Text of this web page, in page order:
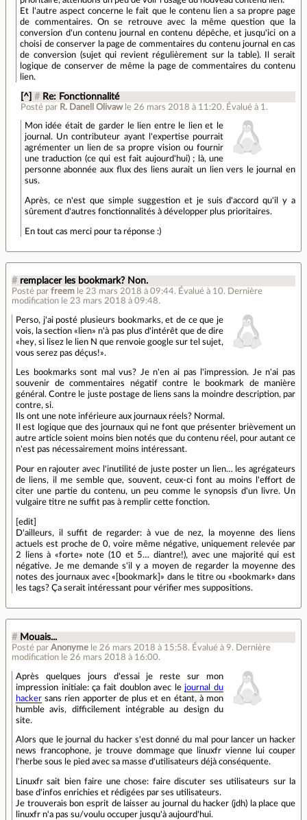
Et l'autre aspect concerne le fait que le contenu lien a sa propre page
de commentaires. On se retrouve avec la même question que la
conversion d'un contenu journal en contenu dépêche, et jusqu'ici on a
choisi de conserver la page de commentaires du contenu journal en cas
de conversion (sujet qui revient régulièrement sur la table). Il serait
logique de conserver de même la page de commentaires du contenu
lien.
[^] # Re: Fonctionnalité
Posté par R. Danell Olivaw le 26 mars 2018 à 11:20. Évalué à 1 .
Mon idée était de garder le lien entre le lien et le
journal. Un contributeur ayant l'expertise pourrait
agrémenter un lien de sa propre vision ou fournir
une traduction (ce qui est fait aujourd'hui) ; là, une
personne abonnée aux flux des liens aurait un lien vers le journal en
sus.
Après, ce n'est que simple suggestion et je suis d'accord qu'il y a
sûrement d'autres fonctionnalités à développer plus prioritaires.
En tout cas merci pour ta réponse :)
# remplacer les bookmark? Non.
Posté par freem le 23 mars 2018 à 09:44. Évalué à 10. Dernière
modification le 23 mars 2018 à 09:48.
Perso, j'ai posté plusieurs bookmarks, et de ce que je
vois, la section «lien» n'à pas plus d'intérêt que de dire
«hey, si lisez le lien N que renvoie google sur tel sujet,
vous serez pas déçus!».
Les bookmarks sont mal vus? Je n'en ai pas l'impression. Je n'ai pas
souvenir de commentaires négatif contre le bookmark de manière
général. Contre le juste postage de liens sans la moindre description, par
contre, si.
Ils ont une note inférieure aux journaux réels? Normal.
Il est logique que des journaux qui ne font que présenter brièvement un
autre article soient moins bien notés que du contenu réel, pour autant ce
n'est pas nécessairement moins intéressant.
Pour en rajouter avec l'inutilité de juste poster un lien… les agrégateurs
de liens, il me semble que, souvent, ceux-ci font au moins l'effort de
citer une partie du contenu, un peu comme le synopsis d'un livre. Un
vulgaire titre ne suffit pas à remplir cette fonction.
[edit]
D'ailleurs, il suffit de regarder: à vue de nez, la moyenne des liens
actuels est proche de 0, voire même négative, uniquement relevée par
2 liens à «forte» note (10 et 5… diantre!), avec une majorité qui est
négative. Je me demande s'il y a moyen de regarder la moyenne des
notes des journaux avec «[bookmark]» dans le titre ou «bookmark» dans
les tags? Ça serait intéressant pour vérifier mes suppositions.
# Mouais...
Posté par Anonyme le 26 mars 2018 à 15:58. Évalué à 9. Dernière
modification le 26 mars 2018 à 16:00.
Après quelques jours d'essai je reste sur mon
impression initiale: ça fait doublon avec lejournal du
hacker sans rien apporter de plus et en étant, à mon
humble avis, difficilement intégrable au design du
site.
Alors que le journal du hacker s'est donné du mal pour lancer un hacker
news francophone, je trouve dommage que linuxfr vienne lui couper
l'herbe sous le pied avec sa masse d'utilisateurs déjà conséquente.
Linuxfr sait bien faire une chose: faire discuter ses utilisateurs sur la
base d'infos enrichies et rédigées par ses utilisateurs.
Je trouverais bon esprit de laisser au journal du hacker (jdh) la place que
linuxfr n'a pas su/voulu occuper jusqu'à aujourd'hui.